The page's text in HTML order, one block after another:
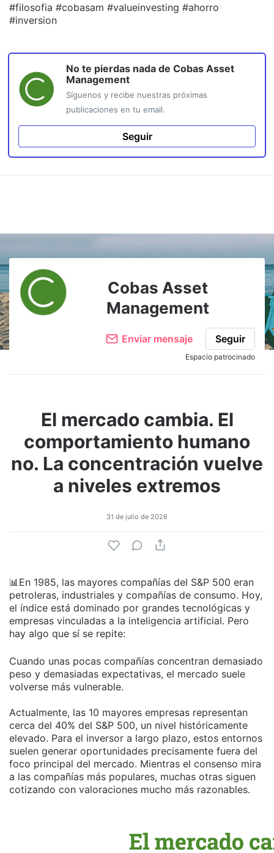
#filosofia #cobasam #valueinvesting #ahorro
#inversion
No te pierdas nada de Cobas Asset
Management
Síguenos y recibe nuestras próximas
publicaciones en tu email.
Seguir
Cobas Asset
Management
Enviar mensaje Seguir
Espacio patrocinado
El mercado cambia. El
comportamiento humano
no. La concentración vuelve
a niveles extremos
31 de julio de 2026
📊En 1985, las mayores compañías del S&P 500 eran
petroleras, industriales y compañías de consumo. Hoy,
el índice está dominado por grandes tecnológicas y
empresas vinculadas a la inteligencia artificial. Pero
hay algo que sí se repite:
Cuando unas pocas compañías concentran demasiado
peso y demasiadas expectativas, el mercado suele
volverse más vulnerable.
Actualmente, las 10 mayores empresas representan
cerca del 40% del S&P 500, un nivel históricamente
elevado. Para el inversor a largo plazo, estos entornos
suelen generar oportunidades precisamente fuera del
foco principal del mercado. Mientras el consenso mira
a las compañías más populares, muchas otras siguen
cotizando con valoraciones mucho más razonables.